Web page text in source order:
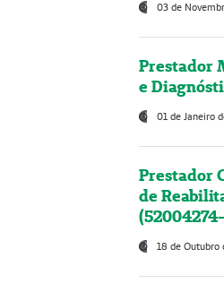
03 de
Prestador
e
01 de Janeiro
Prestador
de
18 de Outubro